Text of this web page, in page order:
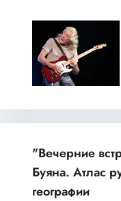
"Вечерние
Буяна. Атлас
географии